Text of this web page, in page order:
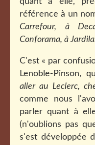
référence à un
Carrefour, à
Conforama, à
C'est « par
Lenoble-Pinson,
aller au Leclerc,
comme nous
parler quant à
(n'oublions pas
s'est développée